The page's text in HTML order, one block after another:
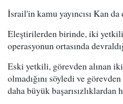
İsrail'in kamu yayıncısı Kan
Eleştirilerden birinde, iki
operasyonun ortasında
Eski yetkili, görevden alınan
olmadığını söyledi ve
daha büyük